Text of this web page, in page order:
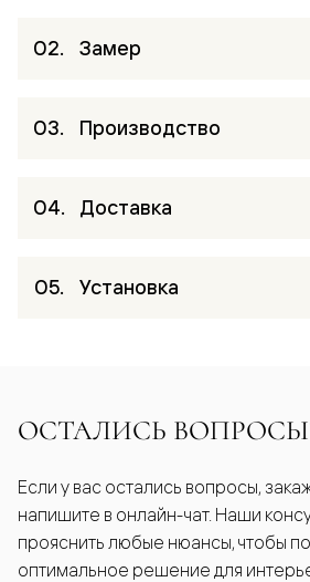
Замер
Производство
Доставка
Установка
ОСТАЛИСЬ
Если у вас остались вопросы,
напишите в онлайн-чат. Наши
прояснить любые нюансы, чтобы
оптимальное решение для